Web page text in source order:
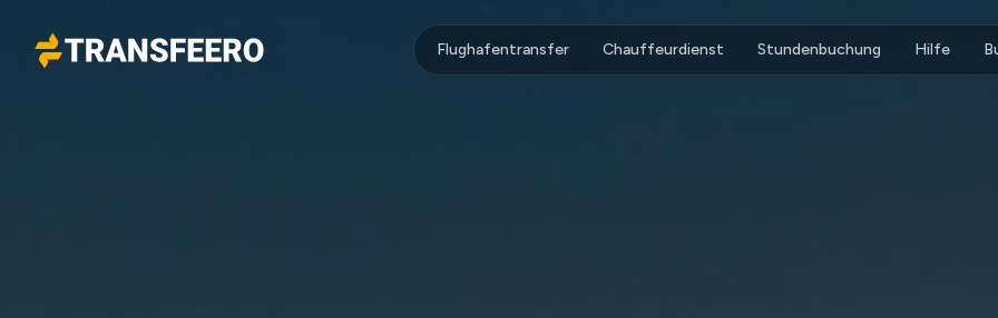
Transfeero
Flughafentransfer Chauffeurdienst Stundenbuchung Hilfe